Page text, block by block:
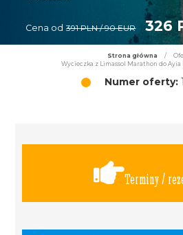
Cena od 391 PLN / 90 EUR 326
Strona główna /
Wycieczka z Limassol Marathon do Ayia
Numer oferty:
Terminy /